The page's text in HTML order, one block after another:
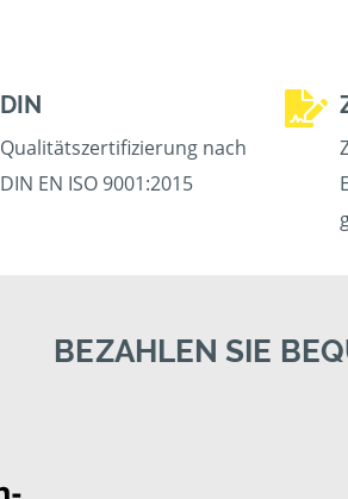
DIN
Qualitätszertifizierung nach
DIN EN ISO 9001:2015
BEZAHLEN SIE